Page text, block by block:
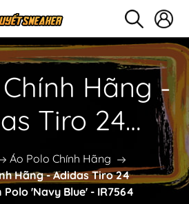
Hãng -
Tiro 24
Polo
- IR7564
Áo Polo Chính Hãng
Hãng - Adidas Tiro 24
'Navy Blue' - IR7564